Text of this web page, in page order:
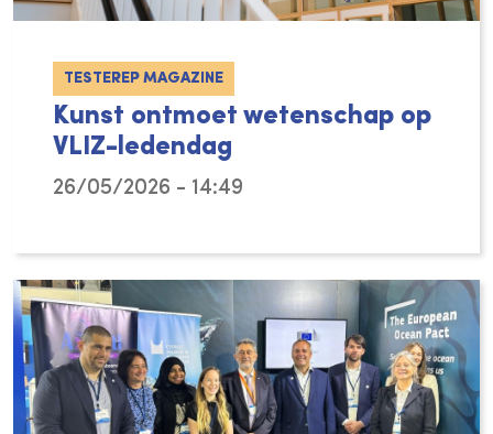
TESTEREP MAGAZINE
Kunst ontmoet wetenschap op
VLIZ-ledendag
26/05/2026 - 14:49